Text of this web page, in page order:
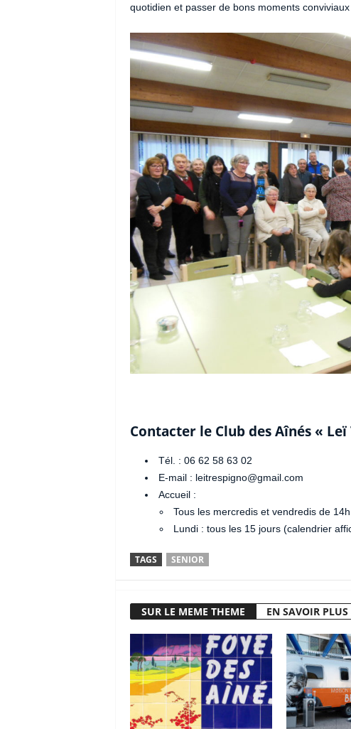
quotidien et passer de bons moments
Contacter le Club des Aînés « Leï
Tél. : 06 62 58 63 02
E-mail : leitrespigno@gmail.com
Accueil :
Tous les mercredis et vendredis de
Lundi : tous les 15 jours (calendrier
TAGS SENIOR
SUR LE MEME THEME EN SAVOIR